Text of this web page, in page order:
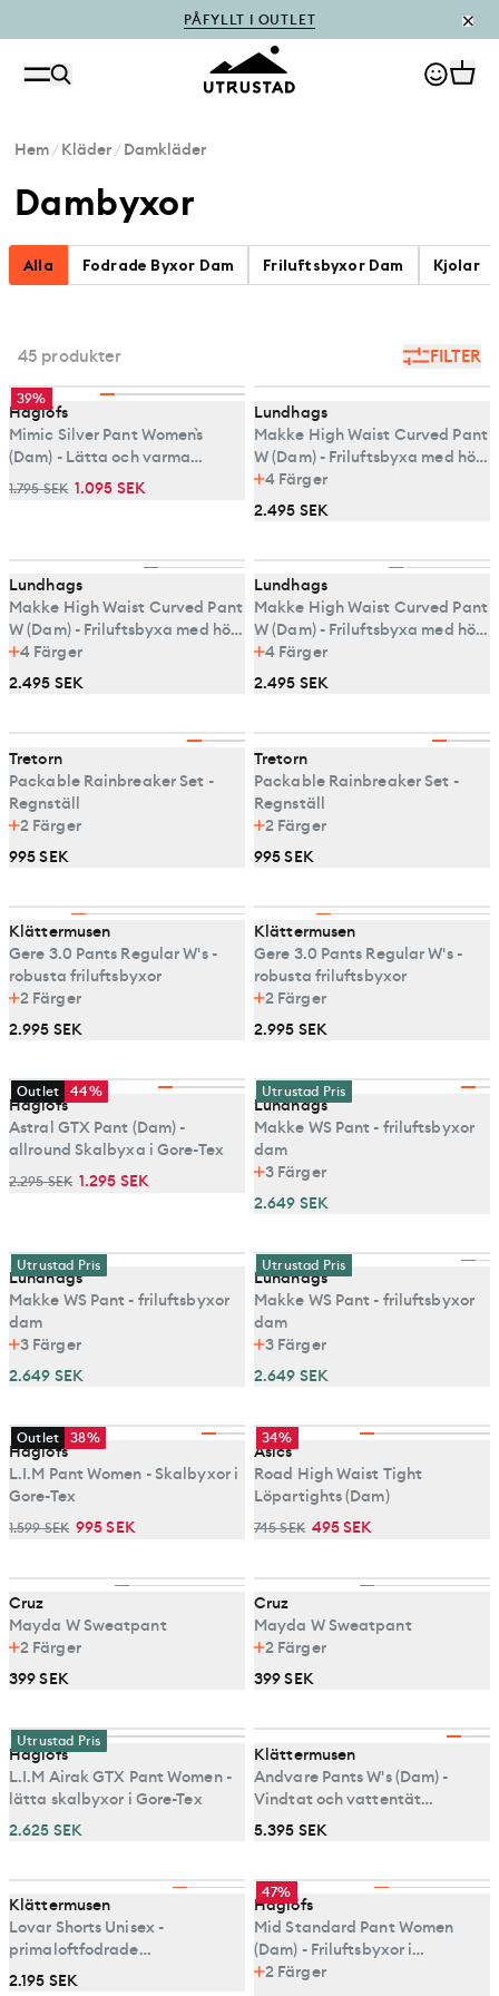
PÅFYLLT I OUTLET
Hem/Kläder/Damkläder
Dambyxor
Alla Fodrade Byxor Dam Friluftsbyxor Dam Kjolar
FILTER
45 produkter
39%
Haglöfs
Mimic Silver Pant Women`s
(Dam) - Lätta och varma
fodrade byxor
1.795 SEK 1.095 SEK
Lundhags
Makke High Waist Curved Pant
W (Dam) - Friluftsbyxa med hög
midja
4 Färger
2.495 SEK
Lundhags
Makke High Waist Curved Pant
W (Dam) - Friluftsbyxa med hög
midja
4 Färger
2.495 SEK
Lundhags
Makke High Waist Curved Pant
W (Dam) - Friluftsbyxa med hög
midja
4 Färger
2.495 SEK
Tretorn
Packable Rainbreaker Set -
Regnställ
2 Färger
995 SEK
Tretorn
Packable Rainbreaker Set -
Regnställ
2 Färger
995 SEK
Klättermusen
Gere 3.0 Pants Regular W's -
robusta friluftsbyxor
2 Färger
2.995 SEK
Klättermusen
Gere 3.0 Pants Regular W's -
robusta friluftsbyxor
2 Färger
2.995 SEK
Outlet 44%
Haglöfs
Astral GTX Pant (Dam) -
allround Skalbyxa i Gore-Tex
2.295 SEK 1.295 SEK
Utrustad Pris
Lundhags
Makke WS Pant - friluftsbyxor
dam
3 Färger
2.649 SEK
Utrustad Pris
Lundhags
Makke WS Pant - friluftsbyxor
dam
3 Färger
2.649 SEK
Utrustad Pris
Lundhags
Makke WS Pant - friluftsbyxor
dam
3 Färger
2.649 SEK
Outlet 38%
Haglöfs
L.I.M Pant Women - Skalbyxor i
Gore-Tex
1.599 SEK 995 SEK
34%
Asics
Road High Waist Tight
Löpartights (Dam)
745 SEK 495 SEK
Cruz
Mayda W Sweatpant
2 Färger
399 SEK
Cruz
Mayda W Sweatpant
2 Färger
399 SEK
Utrustad Pris
Haglöfs
L.I.M Airak GTX Pant Women -
lätta skalbyxor i Gore-Tex
2.625 SEK
Klättermusen
Andvare Pants W's (Dam) -
Vindtat och vattentät
skalbyxa
5.395 SEK
Klättermusen
Lovar Shorts Unisex -
primaloftfodrade
isoleringsshorts
2.195 SEK
47%
Haglöfs
Mid Standard Pant Women
(Dam) - Friluftsbyxor i
stretchiga material
2 Färger